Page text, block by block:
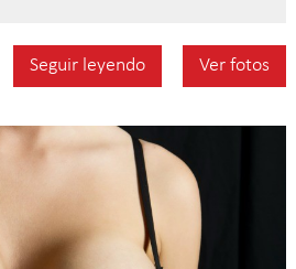
Seguir leyendo Ver fotos